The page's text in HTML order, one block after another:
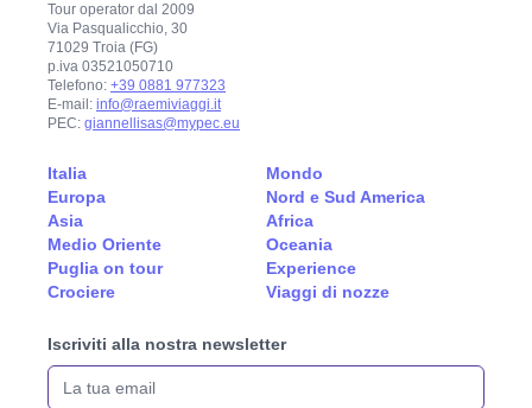
Tour operator dal 2009
Via Pasqualicchio, 30
71029 Troia (FG)
p.iva 03521050710
Telefono: +39 0881 977323
E-mail: info@raemiviaggi.it
PEC: giannellisas@mypec.eu
Italia
Mondo
Europa
Nord e Sud America
Asia
Africa
Medio Oriente
Oceania
Puglia on tour
Experience
Crociere
Viaggi di nozze
Iscriviti alla nostra newsletter
La tua email